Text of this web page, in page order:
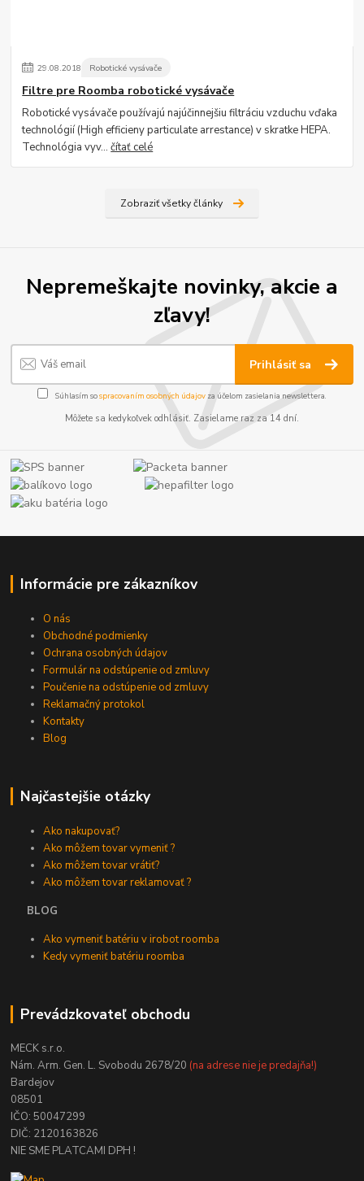
29.08.2018 Robotické vysávače
Filtre pre Roomba robotické vysávače
Robotické vysávače používajú najúčinnejšiu filtráciu vzduchu vďaka
technológií (High efficieny particulate arrestance) v skratke HEPA.
Technológia vyv...čítať celé
Zobraziť všetky články
Nepremeškajte novinky, akcie a
zľavy!
Prihlásiť sa
Súhlasím sospracovaním osobných údajov za účelom zasielania newslettera.
Môžete sa kedykoľvek odhlásiť. Zasielame raz za 14 dní.
Informácie pre zákazníkov
O nás
Obchodné podmienky
Ochrana osobných údajov
Formulár na odstúpenie od zmluvy
Poučenie na odstúpenie od zmluvy
Reklamačný protokol
Kontakty
Blog
Najčastejšie otázky
Ako nakupovať?
Ako môžem tovar vymeniť ?
Ako môžem tovar vrátiť?
Ako môžem tovar reklamovať ?
BLOG
Ako vymeniť batériu v irobot roomba
Kedy vymeniť batériu roomba
Prevádzkovateľ obchodu
MECK s.r.o.
Nám. Arm. Gen. L. Svobodu 2678/20 (na adrese nie je predajňa!)
Bardejov
08501
IČO: 50047299
DIČ: 2120163826
NIE SME PLATCAMI DPH !